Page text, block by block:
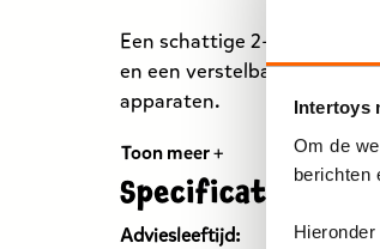
Intertoys
Om de
berichten
Een schattige 2-in-1
en een verstelbare maat,
apparaten.
Toon meer +
Specificaties
Adviesleeftijd: